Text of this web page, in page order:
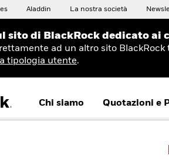
Aladdin La nostra società
sito di BlackRock dedicato
ad un altro sito
tipologia utente.
Chi siamo Quotazioni e